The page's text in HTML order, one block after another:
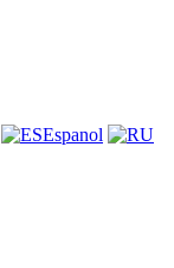
Espanol